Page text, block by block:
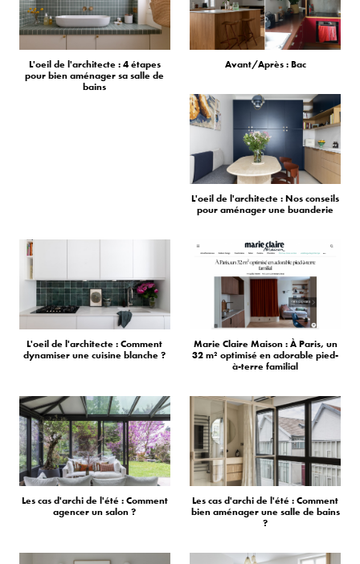
L'oeil de l'architecte : 4 étapes
pour bien aménager sa salle de
bains
Avant/Après : Bac
L'oeil de l'architecte : Nos conseils
pour aménager une buanderie
L'oeil de l'architecte : Comment
dynamiser une cuisine blanche ?
Marie Claire Maison : À Paris, un
32 m² optimisé en adorable pied-
à-terre familial
Les cas d'archi de l'été : Comment
agencer un salon ?
Les cas d'archi de l'été : Comment
bien aménager une salle de bains
?